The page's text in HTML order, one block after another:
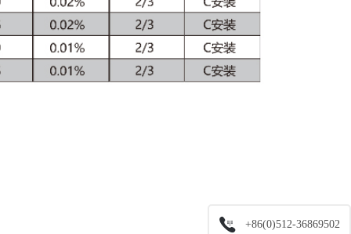
+86(0)512-36869502